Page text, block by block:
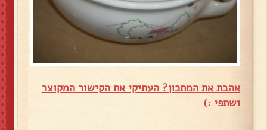
אהבת את המתכון? העתיקי את הקישור המקוצר
ושתפי :)